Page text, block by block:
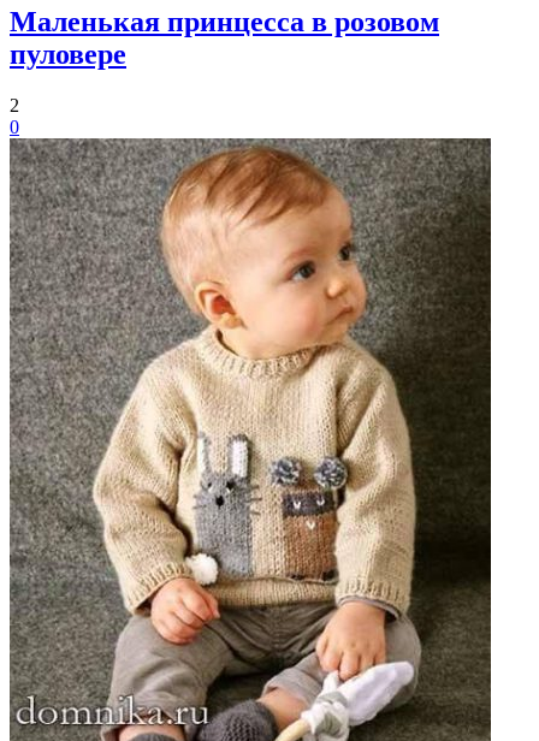
Маленькая принцесса в розовом
пуловере
2
0